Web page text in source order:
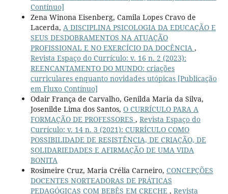
Contínuo]
Zena Winona Eisenberg, Camila Lopes Cravo de
Lacerda, A DISCIPLINA PSICOLOGIA DA EDUCAÇÃO E
SEUS DESDOBRAMENTOS NA ATUAÇÃO
PROFISSIONAL E NO EXERCÍCIO DA DOCÊNCIA ,
Revista Espaço do Currículo: v. 16 n. 2 (2023):
REENCANTAMENTO DO MUNDO: criações
curriculares enquanto novidades utópicas [Publicação
em Fluxo Contínuo]
Odair França de Carvalho, Genilda Maria da Silva,
Josenilde Lima dos Santos, O CURRÍCULO PARA A
FORMAÇÃO DE PROFESSORES , Revista Espaço do
Currículo: v. 14 n. 3 (2021): CURRÍCULO COMO
POSSIBILIDADE DE RESISTÊNCIA, DE CRIAÇÃO, DE
SOLIDARIEDADES E AFIRMAÇÃO DE UMA VIDA
BONITA
Rosimeire Cruz, Maria Crélia Carneiro, CONCEPÇÕES
DOCENTES NORTEADORAS DE PRÁTICAS
PEDAGÓGICAS COM BEBÊS EM CRECHE , Revista